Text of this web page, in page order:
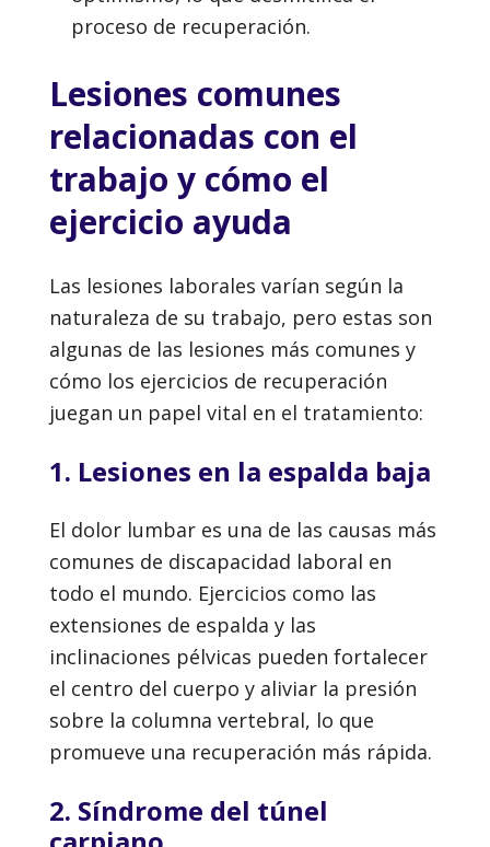
proceso de recuperación.
Lesiones comunes
relacionadas con el
trabajo y cómo el
ejercicio ayuda
Las lesiones laborales varían según la
naturaleza de su trabajo, pero estas son
algunas de las lesiones más comunes y
cómo los ejercicios de recuperación
juegan un papel vital en el tratamiento:
1. Lesiones en la espalda baja
El dolor lumbar es una de las causas más
comunes de discapacidad laboral en
todo el mundo. Ejercicios como las
extensiones de espalda y las
inclinaciones pélvicas pueden fortalecer
el centro del cuerpo y aliviar la presión
sobre la columna vertebral, lo que
promueve una recuperación más rápida.
2. Síndrome del túnel